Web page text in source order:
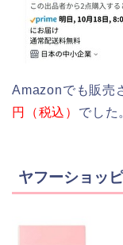
Amazonでも販売
円（税込） でした
ヤフーショッ